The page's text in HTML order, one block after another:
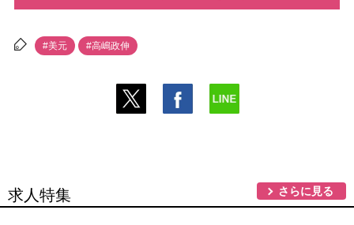
#美元 #高嶋政伸
求人特集 さらに見る